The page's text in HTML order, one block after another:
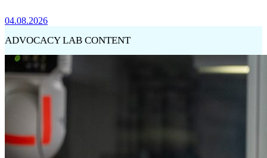
04.08.2026
ADVOCACY LAB CONTENT